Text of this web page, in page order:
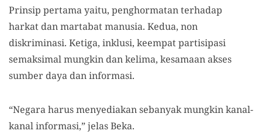
Prinsip pertama yaitu, penghormatan terhadap
harkat dan martabat manusia. Kedua, non
diskriminasi. Ketiga, inklusi, keempat partisipasi
semaksimal mungkin dan kelima, kesamaan akses
sumber daya dan informasi.
“Negara harus menyediakan sebanyak mungkin kanal-
kanal informasi,” jelas Beka.